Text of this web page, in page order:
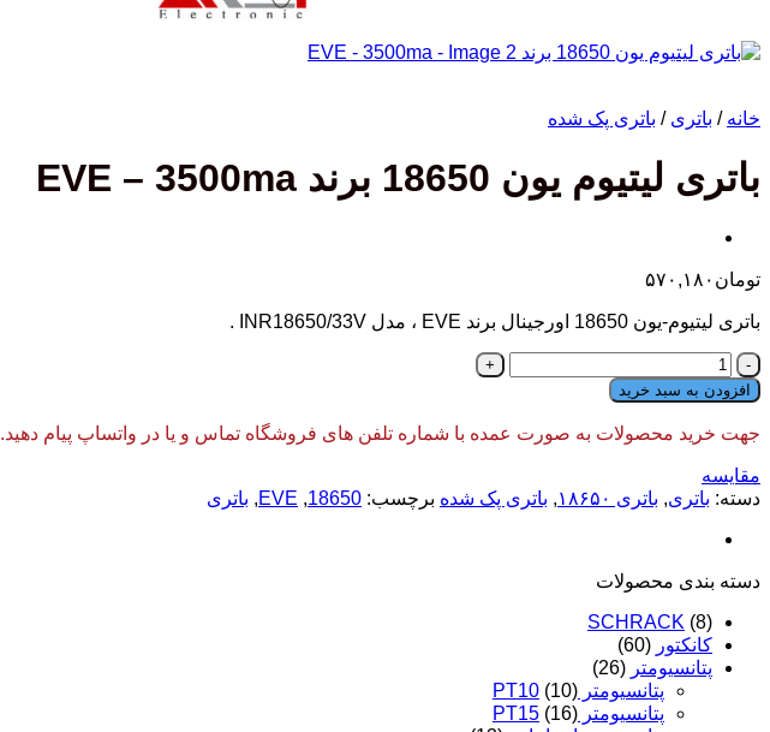
خانه / باتری / باتری پک شده
باتری لیتیوم یون 18650 برند EVE – 3500ma
تومان ۵۷۰,۱۸۰
باتری لیتیوم-یون 18650 اورجینال برند EVE ، مدل INR18650/33V .
باتری
لیتیوم
یون
18650
EVE
-
عدد
افزودن به سبد خرید
جهت خرید محصولات به صورت عمده با شماره تلفن های فروشگاه تماس و یا در واتساپ پیام دهید.
مقایسه
دسته: باتری, باتری ۱۸۶۵۰ , باتری پک شده برچسب: 18650
,
EVE
, باتری
دسته‌ بندی محصولات
SCHRACK (8)
کانکتور (60)
پتانسیومتر (26)
پتانسیومتر PT10 (10)
پتانسیومتر PT15 (16)